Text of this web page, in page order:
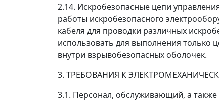
2.14. Искробезопасные цепи
работы искробезопасного
кабеля для проводки различных
использовать для выполнения
внутри взрывобезопасных оболочек.
3. ТРЕБОВАНИЯ К
3.1. Персонал, обслуживающий, а